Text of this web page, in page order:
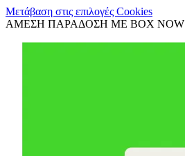
Μετάβαση στις επιλογές Cookies
ΑΜΕΣΗ ΠΑΡΑΔΟΣΗ ΜΕ BOX NOW